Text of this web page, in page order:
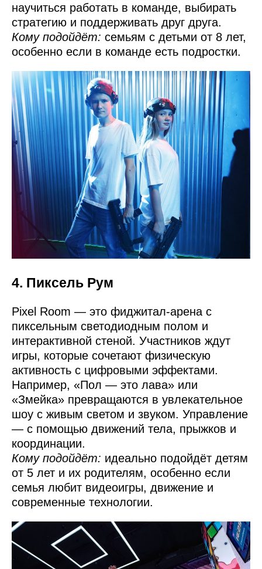
научиться работать в команде, выбирать
стратегию и поддерживать друг друга.
Кому подойдёт: семьям с детьми от 8 лет,
особенно если в команде есть подростки.
4. Пиксель Рум
Pixel Room — это фиджитал-арена с
пиксельным светодиодным полом и
интерактивной стеной. Участников ждут
игры, которые сочетают физическую
активность с цифровыми эффектами.
Например, «Пол — это лава» или
«Змейка» превращаются в увлекательное
шоу с живым светом и звуком. Управление
— с помощью движений тела, прыжков и
координации.
Кому подойдёт: идеально подойдёт детям
от 5 лет и их родителям, особенно если
семья любит видеоигры, движение и
современные технологии.